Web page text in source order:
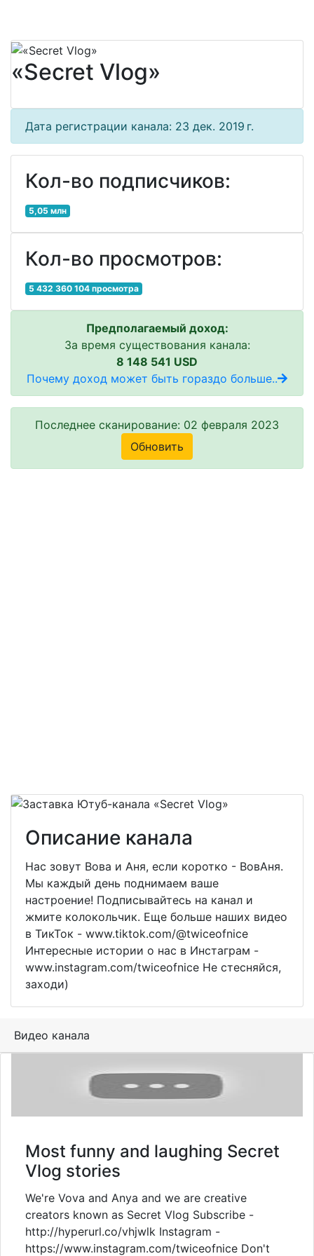
«Secret Vlog»
Дата регистрации канала: 23 дек. 2019 г.
Кол-во подписчиков:
5,05 млн
Кол-во просмотров:
5 432 360 104 просмотра
Предполагаемый доход:
За время существования канала:
8 148 541 USD
Почему доход может быть гораздо больше..
Последнее сканирование: 02 февраля 2023
Обновить
Описание канала
Нас зовут Вова и Аня, если коротко - ВовАня.
Мы каждый день поднимаем ваше
настроение! Подписывайтесь на канал и
жмите колокольчик. Еще больше наших видео
в ТикТок - www.tiktok.com/@twiceofnice
Интересные истории о нас в Инстаграм -
www.instagram.com/twiceofnice Не стесняйся,
заходи)
Видео канала
Most funny and laughing Secret
Vlog stories
We're Vova and Anya and we are creative
creators known as Secret Vlog Subscribe -
http://hyperurl.co/vhjwlk Instagram -
https://www.instagram.com/twiceofnice Don't